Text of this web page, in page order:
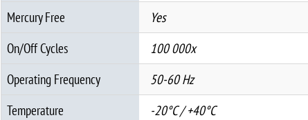
Mercury Free
Yes
On/Off Cycles
100 000x
Operating Frequency
50-60 Hz
Temperature
-20°C / +40°C